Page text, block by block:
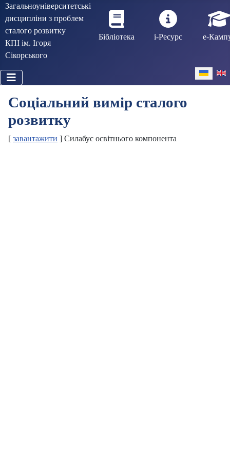
Загальноуніверситетські
дисципліни з проблем
сталого розвитку
КПІ ім. Ігоря
Сікорського
Бібліотека і-Ресурс е-
Соціальний вимір сталого
розвитку
[ завантажити ] Силабус освітнього компонента